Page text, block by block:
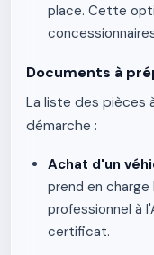
place. Cette
Documents à
La liste des pièces
démarche :
Achat d'un
prend en charge
professionnel à
certificat.